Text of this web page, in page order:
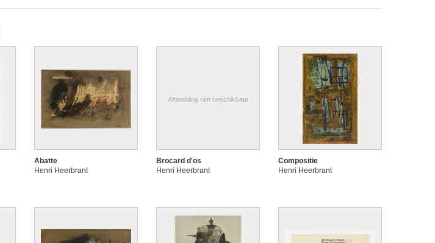
Abatte
Henri Heerbrant
Afbeelding niet beschikbaar
Brocard d'os
Henri Heerbrant
Compositie
Henri Heerbrant